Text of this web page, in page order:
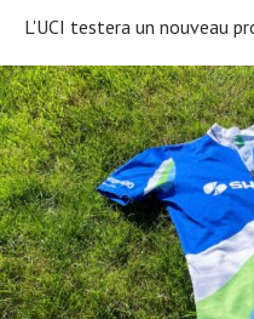
L'UCI testera un nouveau